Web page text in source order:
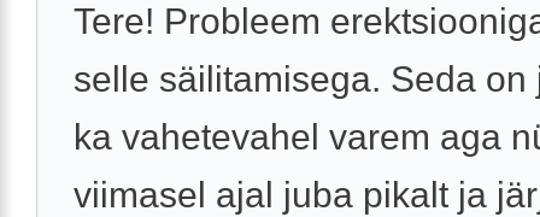
Tere! Probleem
selle säilitamisega. Seda on
ka vahetevahel varem aga
viimasel ajal juba pikalt ja